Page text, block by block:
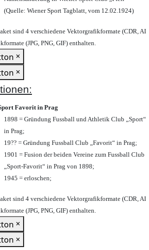
(Quelle: Wiener Sport Tagblatt, vom 12.02.1924)
sind 4 verschiedene Vektorgrafikformate (CDR, AI
(JPG, PNG, GIF) enthalten.
×
×
Favorit in Prag
1898 = Gründung Fussball und Athletik Club „Sport“
in Prag;
19?? = Gründung Fussball Club „Favorit“ in Prag;
1901 = Fusion der beiden Vereine zum Fussball Club
„Sport-Favorit“ in Prag von 1898;
1945 = erloschen;
sind 4 verschiedene Vektorgrafikformate (CDR, AI
(JPG, PNG, GIF) enthalten.
×
×